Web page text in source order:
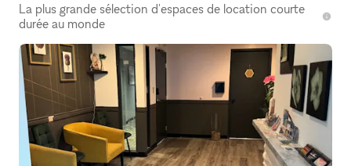
La plus grande sélection d'espaces de location courte
durée au monde